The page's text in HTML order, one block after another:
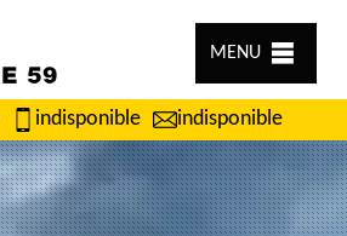
MENU
indisponible indisponible